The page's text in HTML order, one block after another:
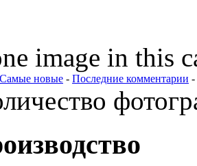
image in this
Самые новые - Последние комментарии -